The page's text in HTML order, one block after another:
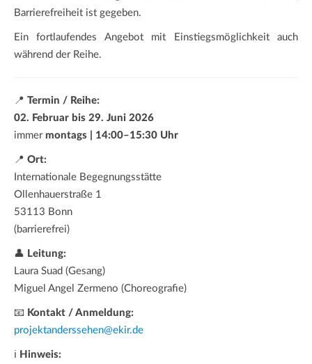
Barrierefreiheit ist gegeben.
Ein fortlaufendes Angebot mit Einstiegsmöglichkeit auch
während der Reihe.
📍 Termin / Reihe:
02. Februar bis 29. Juni 2026
immer montags | 14:00–15:30 Uhr
📍 Ort:
Internationale Begegnungsstätte
Ollenhauerstraße 1
53113 Bonn
(barrierefrei)
👤 Leitung:
Laura Suad (Gesang)
Miguel Angel Zermeno (Choreografie)
📧 Kontakt / Anmeldung:
projektanderssehen@ekir.de
ℹ Hinweis: